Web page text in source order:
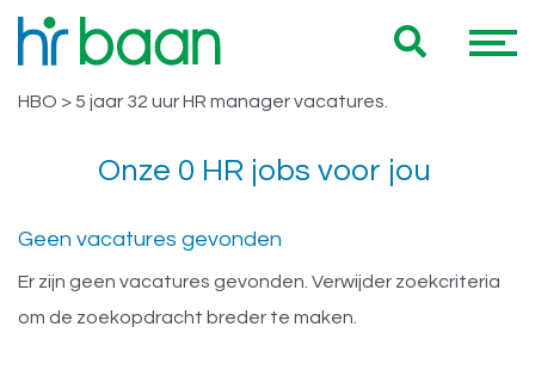
Vacatures Noord Holland HBO > 5
jaar 32 uur HR manager
Hieronder vind je een overzicht van al onze Noord Holland
HBO > 5 jaar 32 uur HR manager vacatures.
Onze 0 HR jobs voor jou
Geen vacatures gevonden
Er zijn geen vacatures gevonden. Verwijder zoekcriteria
om de zoekopdracht breder te maken.